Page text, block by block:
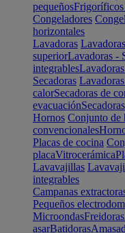
pequeñosFrigoríficos
Congeladores
horizontales
Lavadoras
superiorLavadoras -
integrables
Secadoras
calorSecadoras de
evacuación
Hornos Conjunto de
convencionales
Placas de cocina
placaVitrocerámica
Lavavajillas
integrables
Campanas
Pequeños
MicroondasFreidoras
asarBatidoras